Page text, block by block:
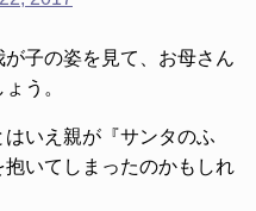
子の姿を見て、お母さん
う。
いえ親が『サンタのふ
いてしまったのかもしれ